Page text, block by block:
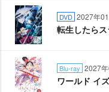
DVD 2027年
転生したら
Blu-ray 2027
ワールド イ